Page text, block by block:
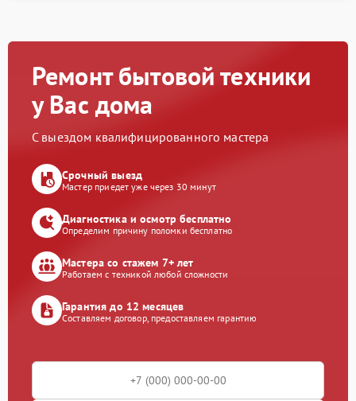
Ремонт бытовой техники
у Вас дома
С выездом квалифицированного мастера
Срочный выезд
Мастер приедет уже через 30 минут
Диагностика и осмотр бесплатно
Определим причину поломки бесплатно
Мастера со стажем 7+ лет
Работаем с техникой любой сложности
Гарантия до 12 месяцев
Составляем договор, предоставляем гарантию